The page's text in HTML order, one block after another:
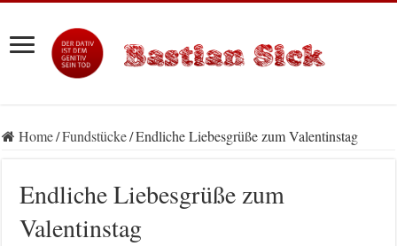
Home/Fundstücke/Endliche Liebesgrüße zum Valentinstag
Endliche Liebesgrüße zum
Valentinstag